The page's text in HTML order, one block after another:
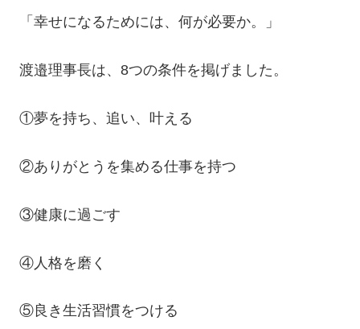
「幸せになるためには、何が必要か。」
渡邉理事長は、8つの条件を掲げました。
①夢を持ち、追い、叶える
②ありがとうを集める仕事を持つ
③健康に過ごす
④人格を磨く
⑤良き生活習慣をつける